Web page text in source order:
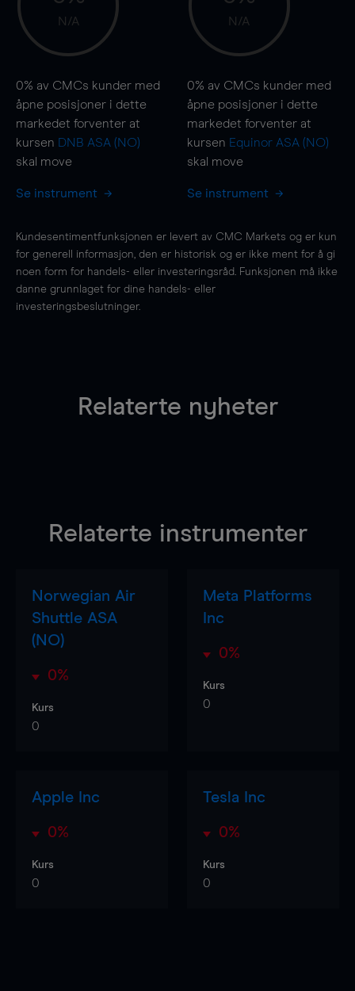
N/A
0% av CMCs kunder med
åpne posisjoner i dette
markedet forventer at
kursen DNB ASA (NO)
skal move
Se instrument
N/A
0% av CMCs kunder med
åpne posisjoner i dette
markedet forventer at
kursen Equinor ASA (NO)
skal move
Se instrument
Kundesentimentfunksjonen er levert av CMC Markets og er kun
for generell informasjon, den er historisk og er ikke ment for å gi
noen form for handels- eller investeringsråd. Funksjonen må ikke
danne grunnlaget for dine handels- eller
investeringsbeslutninger.
Relaterte nyheter
Relaterte instrumenter
Norwegian Air
Shuttle ASA
(NO)
0%
Kurs
0
Meta Platforms
Inc
0%
Kurs
0
Apple Inc
0%
Kurs
0
Tesla Inc
0%
Kurs
0